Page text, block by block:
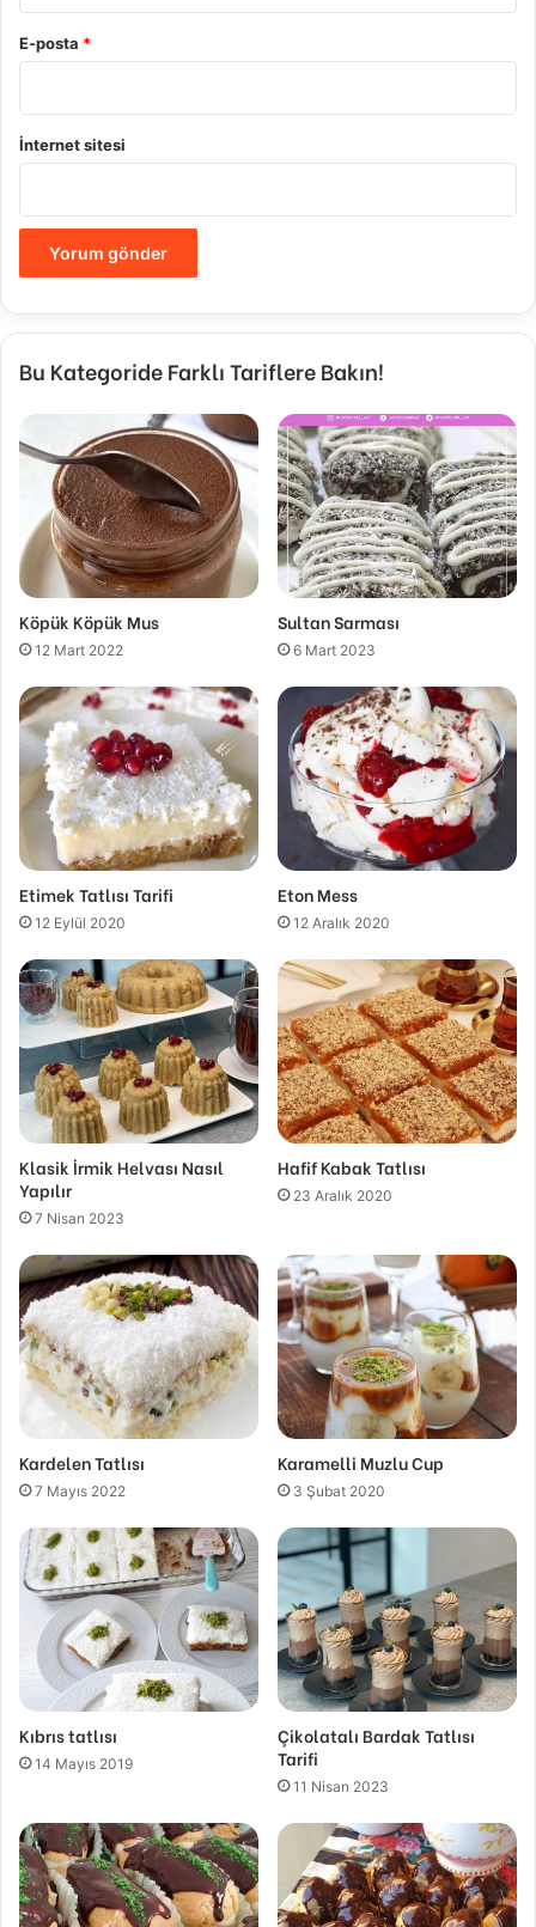
E-posta *
İnternet sitesi
Bu Kategoride Farklı Tariflere Bakın!
Köpük Köpük Mus
12 Mart 2022
Sultan Sarması
6 Mart 2023
Etimek Tatlısı Tarifi
12 Eylül 2020
Eton Mess
12 Aralık 2020
Klasik İrmik Helvası Nasıl
Yapılır
7 Nisan 2023
Hafif Kabak Tatlısı
23 Aralık 2020
Kardelen Tatlısı
7 Mayıs 2022
Karamelli Muzlu Cup
3 Şubat 2020
Kıbrıs tatlısı
14 Mayıs 2019
Çikolatalı Bardak Tatlısı
Tarifi
11 Nisan 2023